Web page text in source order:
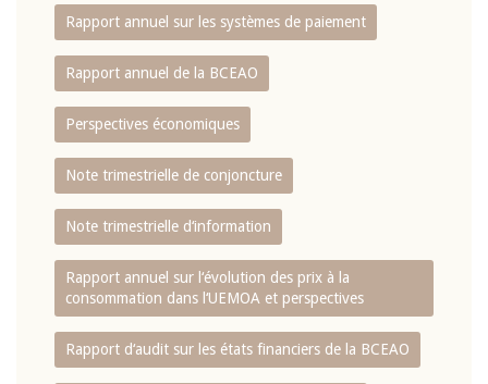
Rapport annuel sur les systèmes de paiement
Rapport annuel de la BCEAO
Perspectives économiques
Note trimestrielle de conjoncture
Note trimestrielle d‘information
Rapport annuel sur l‘évolution des prix à la
consommation dans l‘UEMOA et perspectives
Rapport d‘audit sur les états financiers de la BCEAO